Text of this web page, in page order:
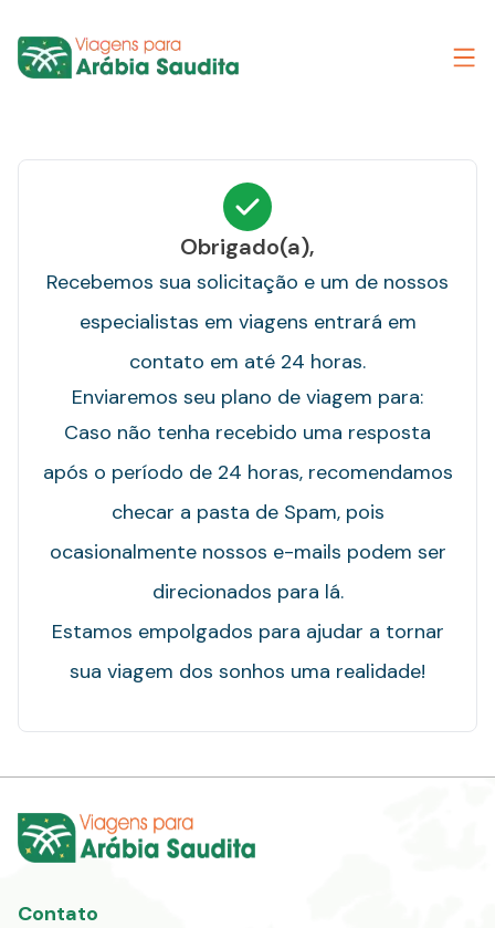
Obrigado(a),
Recebemos sua solicitação e um de nossos
especialistas em viagens entrará em
contato em até 24 horas.
Enviaremos seu plano de viagem para:
Caso não tenha recebido uma resposta
após o período de 24 horas, recomendamos
checar a pasta de Spam, pois
ocasionalmente nossos e-mails podem ser
direcionados para lá.
Estamos empolgados para ajudar a tornar
sua viagem dos sonhos uma realidade!
Contato